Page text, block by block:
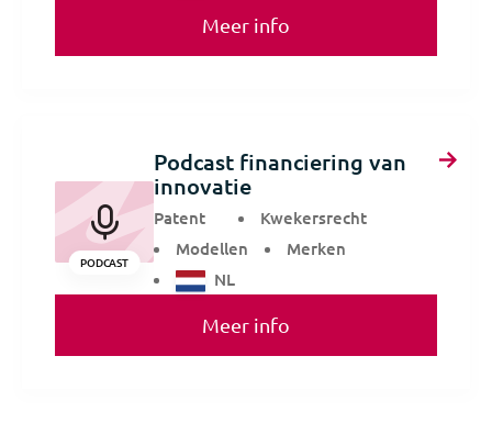
Meer info
PODCAST
Podcast financiering van
innovatie
Patent
Kwekersrecht
Modellen
Merken
NL
Meer info